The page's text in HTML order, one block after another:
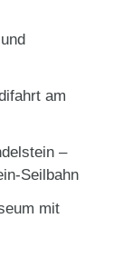
am
–
Seilbahn
mit